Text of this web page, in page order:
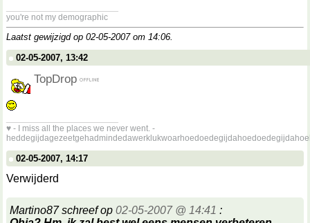
you're not my demographic
Laatst gewijzigd op 02-05-2007 om 14:06.
02-05-2007, 13:42
TopDrop
♥ - I miss all the places we never went. -
02-05-2007, 14:17
Verwijderd
Martino87 schreef op 02-05-2007 @ 14:41 :